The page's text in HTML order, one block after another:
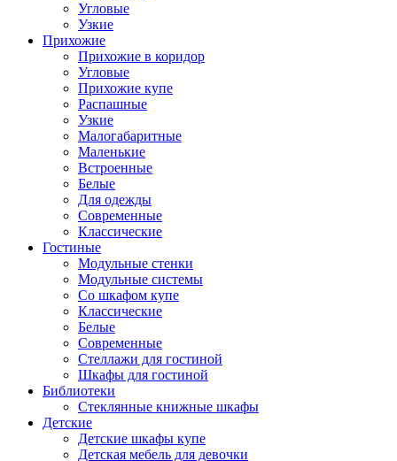
Угловые
Узкие
Прихожие
Прихожие в коридор
Угловые
Прихожие купе
Распашные
Узкие
Малогабаритные
Маленькие
Встроенные
Белые
Для одежды
Современные
Классические
Гостиные
Модульные стенки
Модульные системы
Со шкафом купе
Классические
Белые
Современные
Стеллажи для гостиной
Шкафы для гостиной
Библиотеки
Стеклянные книжные шкафы
Детские
Детские шкафы купе
Детская мебель для девочки